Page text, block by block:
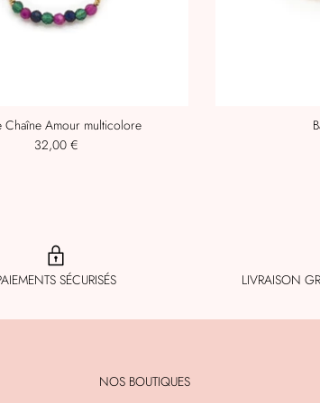
Chaîne Amour multicolore
32,00 €
SÉCURISÉS LIVRAISON
NOS BOUTIQUES